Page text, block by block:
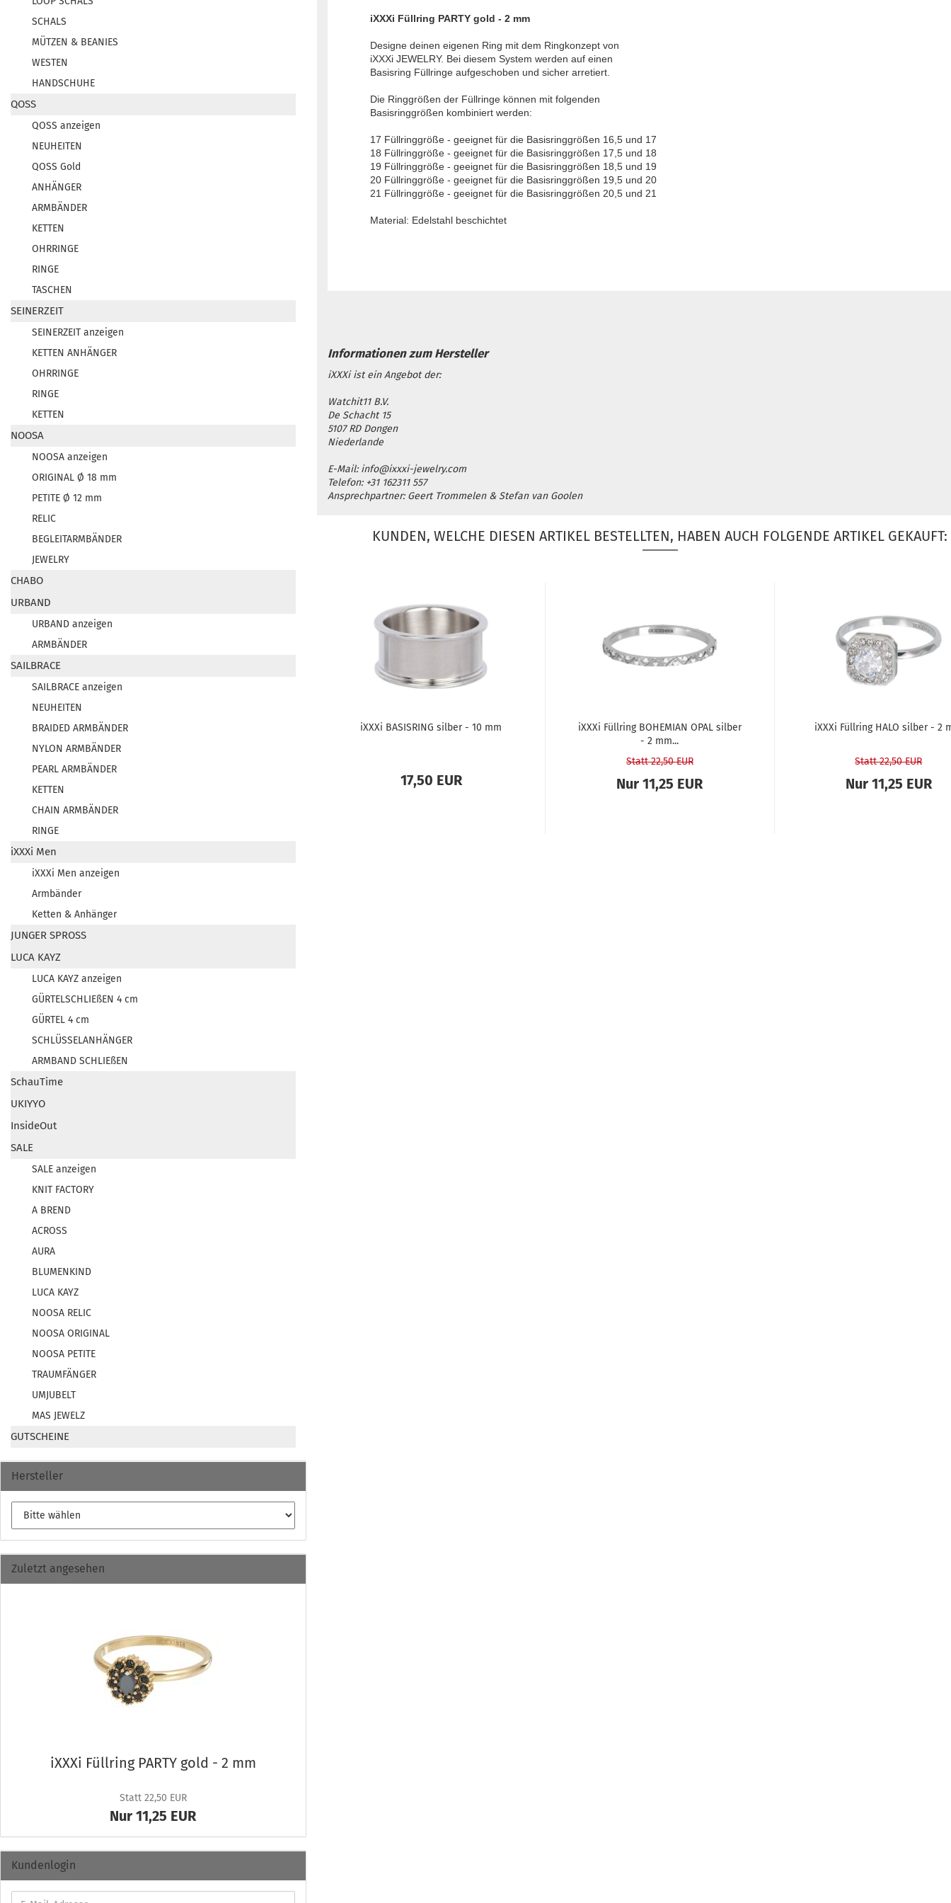
iXXXi Füllring PARTY gold - 2 mm
Designe deinen eigenen Ring mit dem Ringkonzept von
iXXXi JEWELRY. Bei diesem System werden auf einen
Basisring Füllringe aufgeschoben und sicher arretiert.
Die Ringgrößen der Füllringe können mit folgenden
Basisringgrößen kombiniert werden:
17 Füllringgröße - geeignet für die Basisringgrößen 16,5 und 17
18 Füllringgröße - geeignet für die Basisringgrößen 17,5 und 18
19 Füllringgröße - geeignet für die Basisringgrößen 18,5 und 19
20 Füllringgröße - geeignet für die Basisringgrößen 19,5 und 20
21 Füllringgröße - geeignet für die Basisringgrößen 20,5 und 21
Material: Edelstahl beschichtet
iXXXi ist ein Angebot der:
Watchit11 B.V.
De Schacht 15
5107 RD Dongen
Niederlande
E-Mail: info@ixxxi-jewelry.com
Telefon: +31 162311 557
Ansprechpartner: Geert Trommelen & Stefan van Goolen
KUNDEN, WELCHE DIESEN ARTIKEL BESTELLTEN, HABEN AUCH FOLGENDE ARTIKEL GEKAUFT:
iXXXi BA­SIS­RING sil­ber - 10 mm
17,50 EUR
iXXXi Füll­ring BO­HEMI­AN OPAL sil­ber
- 2 mm...
Statt 22,50 EUR
Nur 11,25 EUR
iXXXi Füll­ring HALO sil­ber - 2
Statt 22,50 EUR
Nur 11,25 EUR
SCHALS
MÜTZEN & BEANIES
WESTEN
HANDSCHUHE
QOSS
QOSS anzeigen
NEUHEITEN
QOSS Gold
ANHÄNGER
ARMBÄNDER
KETTEN
OHRRINGE
RINGE
TASCHEN
SEINERZEIT
SEINERZEIT anzeigen
KETTEN ANHÄNGER
OHRRINGE
RINGE
KETTEN
NOOSA
NOOSA anzeigen
ORIGINAL Ø 18 mm
PETITE Ø 12 mm
RELIC
BEGLEITARMBÄNDER
JEWELRY
CHABO
URBAND
URBAND anzeigen
ARMBÄNDER
SAILBRACE
SAILBRACE anzeigen
NEUHEITEN
BRAIDED ARMBÄNDER
NYLON ARMBÄNDER
PEARL ARMBÄNDER
KETTEN
CHAIN ARMBÄNDER
RINGE
iXXXi Men
iXXXi Men anzeigen
Armbänder
Ketten & Anhänger
JUNGER SPROSS
LUCA KAYZ
LUCA KAYZ anzeigen
GÜRTELSCHLIEßEN 4 cm
GÜRTEL 4 cm
SCHLÜSSELANHÄNGER
ARMBAND SCHLIEßEN
SchauTime
UKIYYO
InsideOut
SALE
SALE anzeigen
KNIT FACTORY
A BREND
ACROSS
AURA
BLUMENKIND
LUCA KAYZ
NOOSA RELIC
NOOSA ORIGINAL
NOOSA PETITE
TRAUMFÄNGER
UMJUBELT
MAS JEWELZ
GUTSCHEINE
Hersteller
Zuletzt angesehen
iXXXi Füll­ring PARTY gold - 2 mm
Statt 22,50 EUR
Nur 11,25 EUR
Kundenlogin